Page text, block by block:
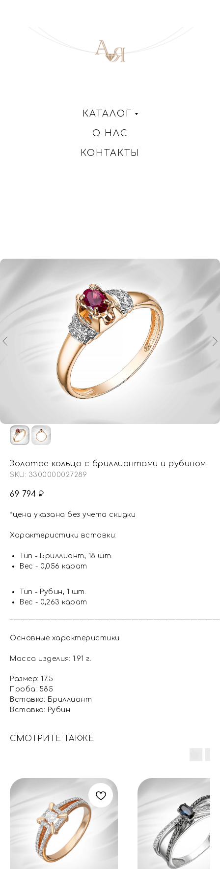
КАТАЛОГ
О НАС
КОНТАКТЫ
Золотое кольцо с бриллиантами и рубином
SKU: 3300000027289
69 794 ₽
*цена указана без учета скидки
Характеристики вставки:
Тип - Бриллиант, 18 шт.
Вес - 0,056 карат
Тип - Рубин, 1 шт.
Вес - 0,263 карат
Основные характеристики
Масса изделия: 1.91 г.
Размер: 17.5
Проба: 585
Вставка: Бриллиант
Вставка: Рубин
СМОТРИТЕ ТАКЖЕ